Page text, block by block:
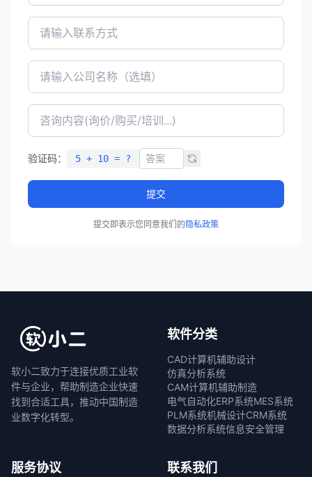
验证码： 5 + 10 = ?
提交
提交即表示您同意我们的隐私政策
软小二致力于连接优质工业软
件与企业，帮助制造企业快速
找到合适工具，推动中国制造
业数字化转型。
软件分类
CAD计算机辅助设计
仿真分析系统
CAM计算机辅助制造
电气自动化ERP系统MES系统
PLM系统机械设计CRM系统
数据分析系统信息安全管理
服务协议 联系我们